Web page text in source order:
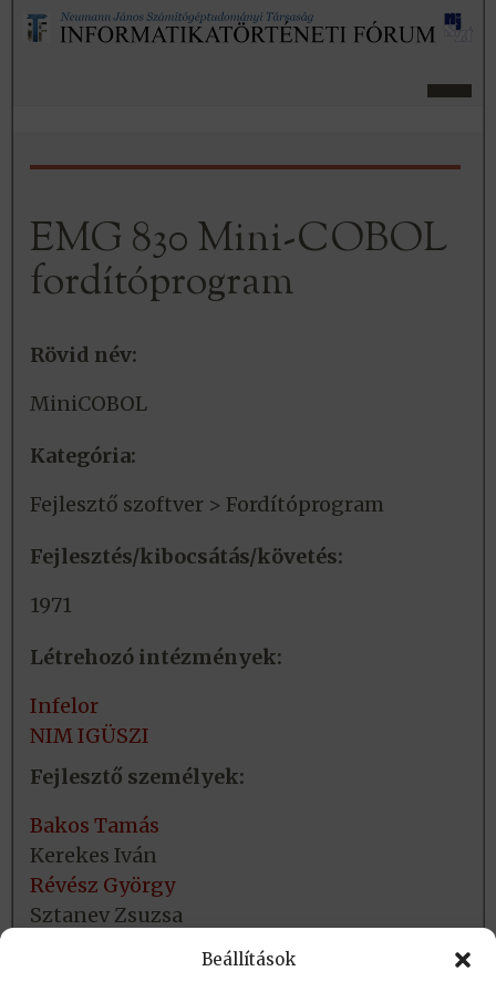
Beállítások
EMG 830 Mini-COBOL
fordítóprogram
Rövid név:
MiniCOBOL
Kategória:
Fejlesztő szoftver > Fordítóprogram
Fejlesztés/kibocsátás/követés:
1971
Létrehozó intézmények:
Infelor
NIM IGÜSZI
Fejlesztő személyek:
Bakos Tamás
Kerekes Iván
Révész György
Sztanev Zsuzsa
Hardver/Szoftver környezet